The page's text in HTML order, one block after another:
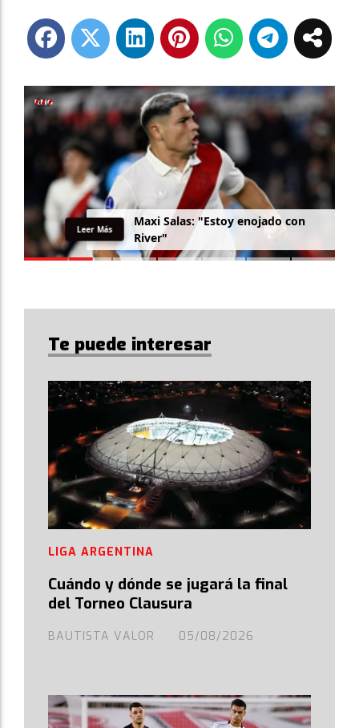
Maxi Salas: "Estoy enojado con
River"
Leer Más
Te puede interesar
Cuándo y dónde se jugará la final
del Torneo Clausura
BAUTISTA VALOR
LIGA ARGENTINA
05/08/2026